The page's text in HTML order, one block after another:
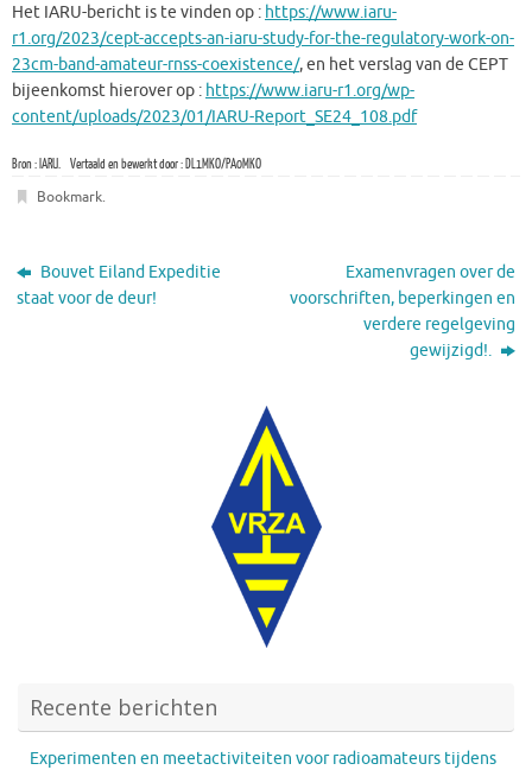
Het IARU-bericht is te vinden op : https://www.iaru-
r1.org/2023/cept-accepts-an-iaru-study-for-the-regulatory-work-on-
23cm-band-amateur-rnss-coexistence/, en het verslag van de CEPT
bijeenkomst hierover op : https://www.iaru-r1.org/wp-
content/uploads/2023/01/IARU-Report_SE24_108.pdf
Bron : IARU. Vertaald en bewerkt door : DL1MKO/PA0MKO
Bookmark.
Bouvet Eiland Expeditie
staat voor de deur!
Examenvragen over de
voorschriften, beperkingen en
verdere regelgeving
gewijzigd!.
Recente berichten
Experimenten en meetactiviteiten voor radioamateurs tijdens